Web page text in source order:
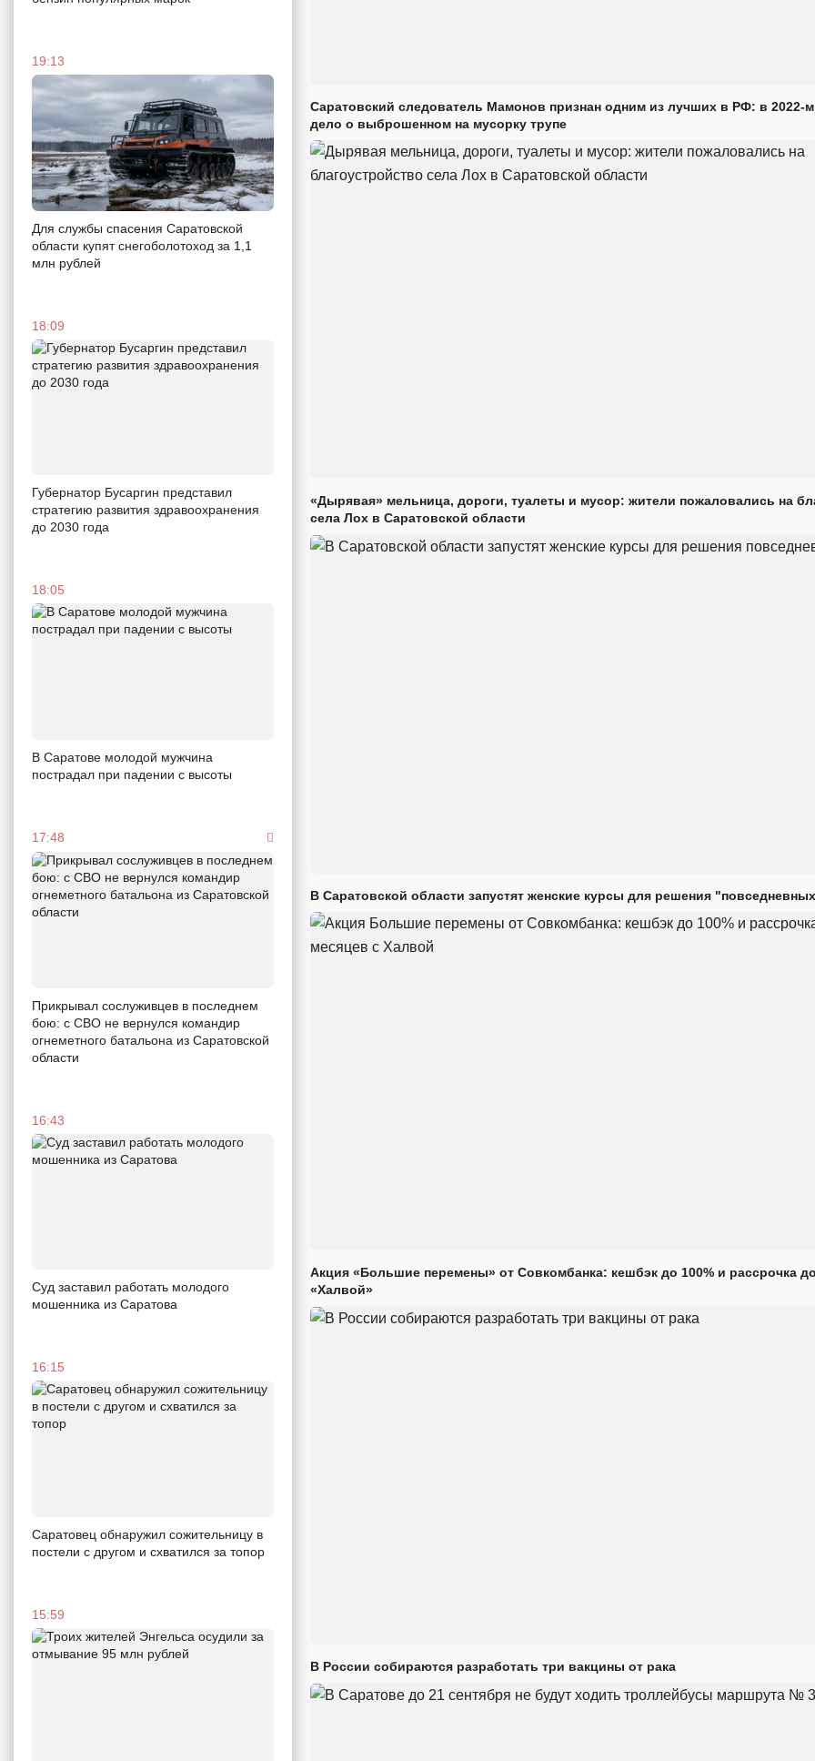
19:13
Для службы спасения Саратовской
области купят снегоболотоход за 1,1
млн рублей
18:09
Губернатор Бусаргин представил
стратегию развития здравоохранения
до 2030 года
18:05
В Саратове молодой мужчина
пострадал при падении с высоты
17:48
Прикрывал сослуживцев в последнем
бою: с СВО не вернулся командир
огнеметного батальона из Саратовской
области
16:43
Суд заставил работать молодого
мошенника из Саратова
16:15
Саратовец обнаружил сожительницу в
постели с другом и схватился за топор
15:59
Саратовский следователь Мамонов признан одним из лучших в РФ: в 2022-
дело о выброшенном на мусорку трупе
«Дырявая» мельница, дороги, туалеты и мусор: жители пожаловались на
села Лох в Саратовской области
В Саратовской области запустят женские курсы для решения
Акция «Большие перемены» от Совкомбанка: кешбэк до 100% и рассрочка
«Халвой»
В России собираются разработать три вакцины от рака